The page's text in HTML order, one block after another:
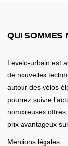
QUI SOMMES
Levelo-urbain est
de nouvelles
autour des vélos
pourrez suivre
nombreuses
prix avantageux
Mentions légales